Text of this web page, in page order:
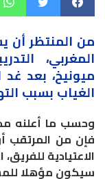
من المنتظر أن
المغربي،
الغياب بسبب
وحسب ما أعلنه
فإن من المرتقب
سيكون مؤهلا